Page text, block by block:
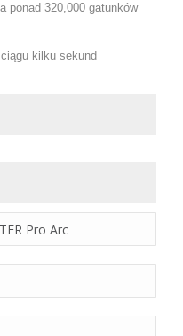
ponad 320,000 gatunków
kilku sekund